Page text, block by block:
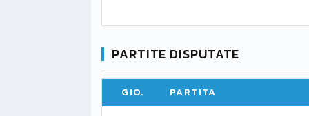
PARTITE DISPUTATE
GIO. PARTITA